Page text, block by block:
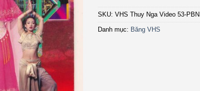
SKU: VHS Thuy Nga Video 53-
Danh mục: Băng VHS